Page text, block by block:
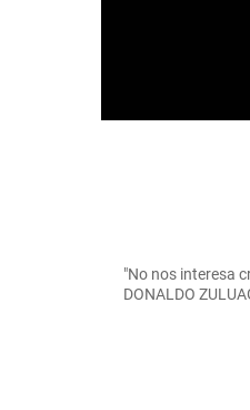
"No nos interesa
DONALDO